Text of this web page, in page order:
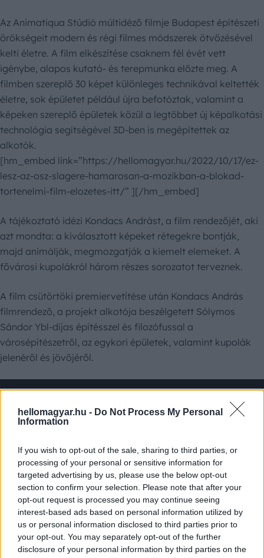
hellomagyar.hu - Do Not Process My Personal
Information
If you wish to opt-out of the sale, sharing to third parties, or
processing of your personal or sensitive information for
targeted advertising by us, please use the below opt-out
section to confirm your selection. Please note that after your
opt-out request is processed you may continue seeing
interest-based ads based on personal information utilized by
us or personal information disclosed to third parties prior to
your opt-out. You may separately opt-out of the further
disclosure of your personal information by third parties on the
Az Animatiqua Stúdió múltidéző filmje Budapest építészeti
örökségeit modern és régi filmes módszerek ötvözésével
kelti életre. A film elkészítése csaknem fél évét vett
igénybe, alapos kutató- és terepmunka előzte meg. A
filmben szereplő 30 képet különleges technikával keltették
életre, sok épületet például újra befotóztak, valamint a
képeken szereplő épületek közül a legtöbbet új képalkotási
technológia segítségével 3D-ben is megépítettek az
alkotók.
[hm_embed link=”https://hellomagyar.hu/2022/10/17/ez-
lesz-az-osz-slagere-hamarosan-a-mozikban-a-blokad-
tortenelmi-film-elozetes-itt/” ][/hm_embed]
A tájékoztató idézi Kondacs Andrást, a film rendezőjét, aki
azt mondta: a kiválasztott képeket rétegekre bontják,
majd animálják, megmozgatják a kiemelt elemeket. A
fővárosi kupolákról három részes sorozatot terveznek.
A film csütörtöki premiervetítése után Kondacs András
filmrendező, a projekt alkotója beszélgetett Sólymos
Sándor Ybl-díjas építésszel és filozófussal a
városépítészetről, az egykori épületek, valamint kupolák
jelenéről és jövőjéről.
[hm_embed
link=”https://hellomagyar.hu/2022/10/10/vegre-elkeszult-
a-toldi-egeszestes-animacios-film/” ][/hm_embed]
Címkék:dokumentumfilm